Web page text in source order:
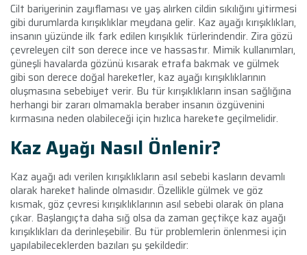
Cilt bariyerinin zayıflaması ve yaş alırken cildin sıkılığını yitirmesi
gibi durumlarda kırışıklıklar meydana gelir. Kaz ayağı kırışıklıkları,
insanın yüzünde ilk fark edilen kırışıklık türlerindendir. Zira gözü
çevreleyen cilt son derece ince ve hassastır. Mimik kullanımları,
güneşli havalarda gözünü kısarak etrafa bakmak ve gülmek
gibi son derece doğal hareketler, kaz ayağı kırışıklıklarının
oluşmasına sebebiyet verir. Bu tür kırışıklıkların insan sağlığına
herhangi bir zararı olmamakla beraber insanın özgüvenini
kırmasına neden olabileceği için hızlıca harekete geçilmelidir.
Kaz Ayağı Nasıl Önlenir?
Kaz ayağı adı verilen kırışıklıkların asıl sebebi kasların devamlı
olarak hareket halinde olmasıdır. Özellikle gülmek ve göz
kısmak, göz çevresi kırışıklıklarının asıl sebebi olarak ön plana
çıkar. Başlangıçta daha sığ olsa da zaman geçtikçe kaz ayağı
kırışıklıkları da derinleşebilir. Bu tür problemlerin önlenmesi için
yapılabileceklerden bazıları şu şekildedir: